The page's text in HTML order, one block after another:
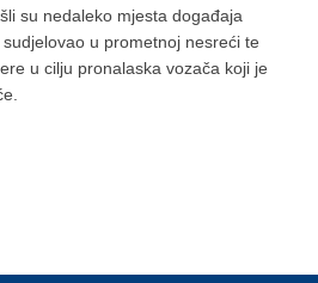
su nedaleko mjesta događaja
u prometnoj nesreći te
u cilju pronalaska vozača koji je